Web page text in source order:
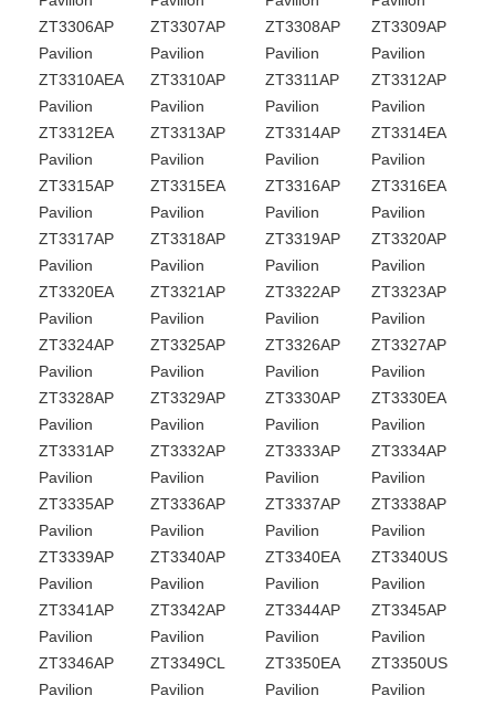
ZT3306AP
ZT3307AP
ZT3308AP
ZT3309AP
Pavilion
ZT3310AEA
Pavilion
ZT3310AP
Pavilion
ZT3311AP
Pavilion
ZT3312AP
Pavilion
ZT3312EA
Pavilion
ZT3313AP
Pavilion
ZT3314AP
Pavilion
ZT3314EA
Pavilion
ZT3315AP
Pavilion
ZT3315EA
Pavilion
ZT3316AP
Pavilion
ZT3316EA
Pavilion
ZT3317AP
Pavilion
ZT3318AP
Pavilion
ZT3319AP
Pavilion
ZT3320AP
Pavilion
ZT3320EA
Pavilion
ZT3321AP
Pavilion
ZT3322AP
Pavilion
ZT3323AP
Pavilion
ZT3324AP
Pavilion
ZT3325AP
Pavilion
ZT3326AP
Pavilion
ZT3327AP
Pavilion
ZT3328AP
Pavilion
ZT3329AP
Pavilion
ZT3330AP
Pavilion
ZT3330EA
Pavilion
ZT3331AP
Pavilion
ZT3332AP
Pavilion
ZT3333AP
Pavilion
ZT3334AP
Pavilion
ZT3335AP
Pavilion
ZT3336AP
Pavilion
ZT3337AP
Pavilion
ZT3338AP
Pavilion
ZT3339AP
Pavilion
ZT3340AP
Pavilion
ZT3340EA
Pavilion
ZT3340US
Pavilion
ZT3341AP
Pavilion
ZT3342AP
Pavilion
ZT3344AP
Pavilion
ZT3345AP
Pavilion
ZT3346AP
Pavilion
ZT3349CL
Pavilion
ZT3350EA
Pavilion
ZT3350US
Pavilion
Pavilion
Pavilion
Pavilion